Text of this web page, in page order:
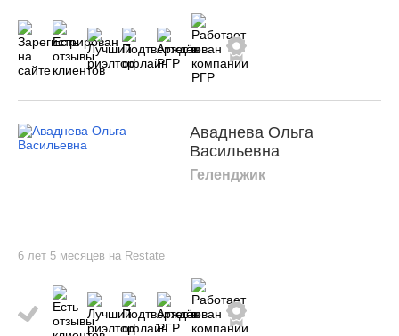
Аваднева Ольга
Васильевна
Геленджик
6 лет 5 месяцев на Restate